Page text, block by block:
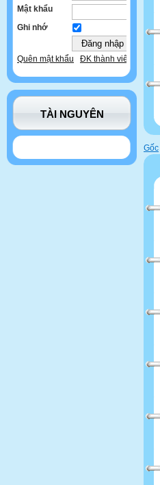
Mật khẩu
Ghi nhớ
Quên mật khẩu ĐK thành viên
TÀI NGUYÊN
Gốc